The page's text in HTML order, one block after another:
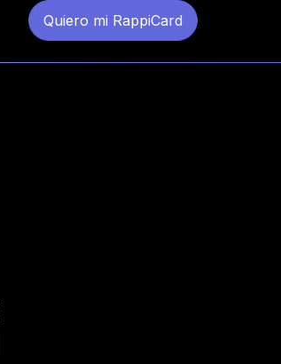
Quiero mi RappiCard